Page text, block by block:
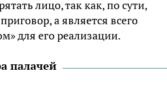
лицо, так как, по сути,
а является всего
для его реализации.
палачей